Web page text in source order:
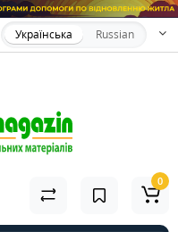
Українська Russian
0